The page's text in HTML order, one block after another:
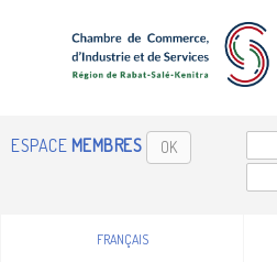
ESPACE MEMBRES OK
FRANÇAIS